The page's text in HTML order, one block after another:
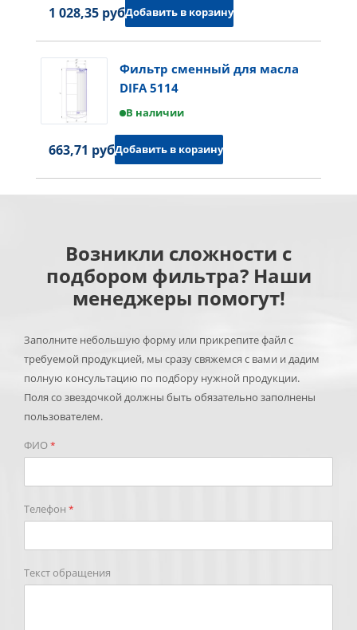
1 028,35 руб.Добавить в корзину
Фильтр сменный для масла
DIFA 5114
В наличии
663,71 руб.Добавить в корзину
Возникли сложности с
подбором фильтра? Наши
менеджеры помогут!
Заполните небольшую форму или прикрепите файл с
требуемой продукцией, мы сразу свяжемся с вами и дадим
полную консультацию по подбору нужной продукции.
Поля со звездочкой должны быть обязательно заполнены
пользователем.
ФИО*
Телефон *
Текст обращения